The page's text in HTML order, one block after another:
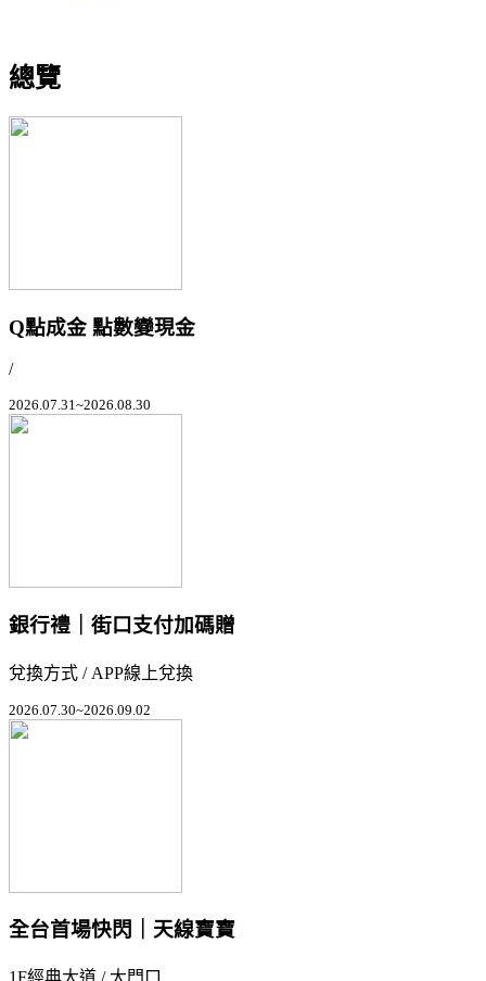
總覽
Q點成金 點數變現金
/
2026.07.31~2026.08.30
銀行禮｜街口支付加碼贈
兌換方式 / APP線上兌換
2026.07.30~2026.09.02
全台首場快閃｜天線寶寶